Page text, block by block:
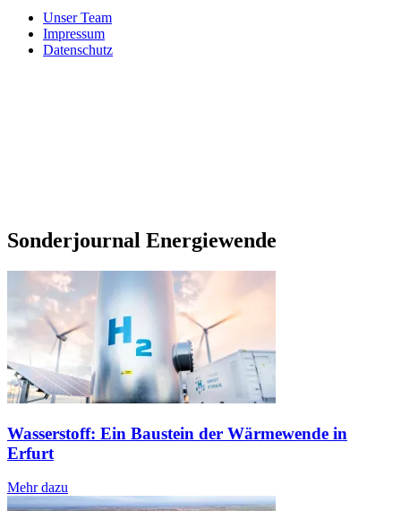
Unser Team
Impressum
Datenschutz
Sonderjournal Energiewende
Wasserstoff: Ein Baustein der Wärmewende in
Erfurt
Mehr dazu